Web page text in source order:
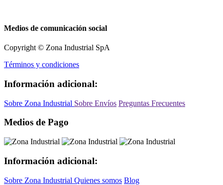
Medios de comunicación social
Copyright © Zona Industrial SpA
Términos y condiciones
Información adicional:
Sobre Zona Industrial Sobre Envíos Preguntas Frecuentes
Medios de Pago
Información adicional:
Sobre Zona Industrial Quienes somos Blog